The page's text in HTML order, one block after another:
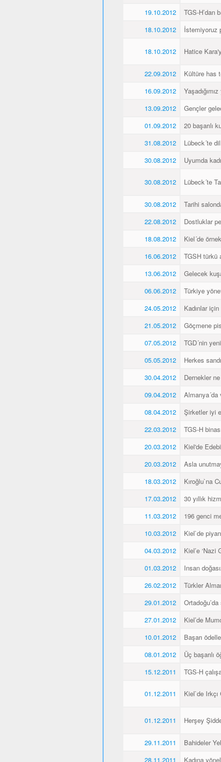
19.10.2012
TGS-H’dan
18.10.2012
İstemiyoruz
18.10.2012 Hatice
22.09.2012
Kültüre has
16.09.2012
13.09.2012
Gençler
01.09.2012
20 başarılı
31.08.2012
Lübeck´te
30.08.2012
Uyumda
30.08.2012 Lübeck´te
30.08.2012
Tarihi
22.08.2012
Dostluklar
18.08.2012
Kiel´de
16.06.2012
TGSH türkü
13.06.2012
Gelecek
06.06.2012
Türkiye
24.05.2012
Kadınlar
21.05.2012
Göçmene
07.05.2012
TGD´nin
05.05.2012
Herkes
30.04.2012
Dernekler
09.04.2012
Almanya´da
08.04.2012
Şirketler iyi
22.03.2012
TGS-H
20.03.2012
Kiel'de
20.03.2012
Asla
18.03.2012
Kıroğlu`na
17.03.2012
30 yıllık
11.03.2012
196 genci
10.03.2012
Kiel`de
04.03.2012
Kiel’e ‘Nazi
01.03.2012
Insan
26.02.2012
Türkler
29.01.2012
27.01.2012
Kiel’de
10.01.2012
Başarı
08.01.2012
Üç başarılı
15.12.2011
TGS-H
01.12.2011 Kiel`de Irkçı
01.12.2011 Herşey
29.11.2011
Bahideler
28.11.2011
Kadına